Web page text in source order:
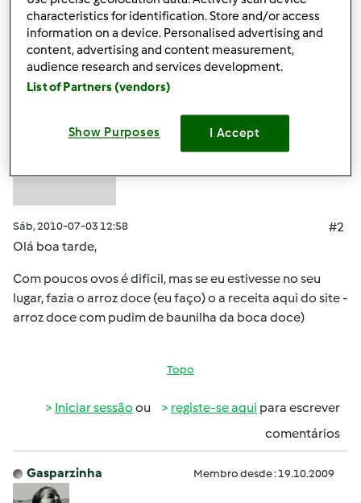
Iniciar sessãoou registe-se aquipara escrever
comentários
Anónimo (não verificado)
Sáb, 2010-07-03 12:58
#2
Olá boa tarde,
Com poucos ovos é dificil, mas se eu estivesse no seu
lugar, fazia o arroz doce (eu faço) o a receita aqui do site -
arroz doce com pudim de baunilha da boca doce)
Topo
Iniciar sessão ou registe-se aqui para escrever
comentários
Gasparzinha Membro desde : 19.10.2009
characteristics for identification. Store and/or access
information on a device. Personalised advertising and
content, advertising and content measurement,
audience research and services development.
List of Partners (vendors)
Show Purposes I Accept